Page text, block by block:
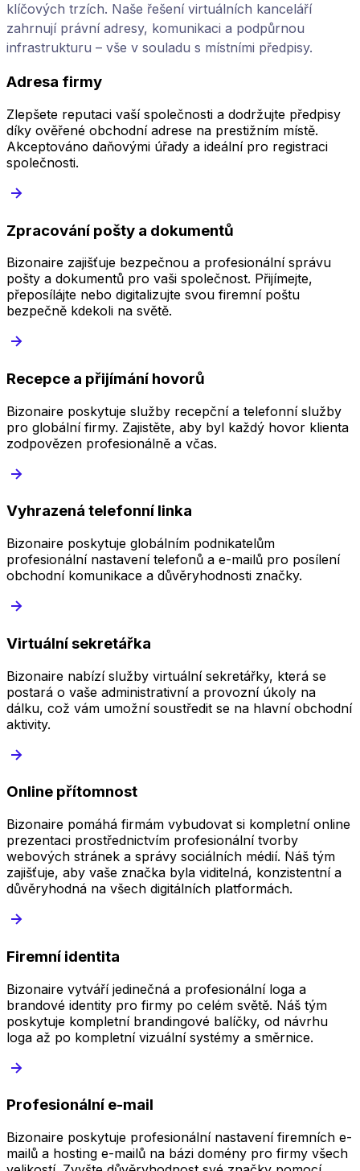
klíčových trzích. Naše řešení virtuálních kanceláří
zahrnují právní adresy, komunikaci a podpůrnou
infrastrukturu – vše v souladu s místními předpisy.
Adresa firmy
Zlepšete reputaci vaší společnosti a dodržujte předpisy
díky ověřené obchodní adrese na prestižním místě.
Akceptováno daňovými úřady a ideální pro registraci
společnosti.
Zpracování pošty a dokumentů
Bizonaire zajišťuje bezpečnou a profesionální správu
pošty a dokumentů pro vaši společnost. Přijímejte,
přeposílájte nebo digitalizujte svou firemní poštu
bezpečně kdekoli na světě.
Recepce a přijímání hovorů
Bizonaire poskytuje služby recepční a telefonní služby
pro globální firmy. Zajistěte, aby byl každý hovor klienta
zodpovězen profesionálně a včas.
Vyhrazená telefonní linka
Bizonaire poskytuje globálním podnikatelům
profesionální nastavení telefonů a e-mailů pro posílení
obchodní komunikace a důvěryhodnosti značky.
Virtuální sekretářka
Bizonaire nabízí služby virtuální sekretářky, která se
postará o vaše administrativní a provozní úkoly na
dálku, což vám umožní soustředit se na hlavní obchodní
aktivity.
Online přítomnost
Bizonaire pomáhá firmám vybudovat si kompletní online
prezentaci prostřednictvím profesionální tvorby
webových stránek a správy sociálních médií. Náš tým
zajišťuje, aby vaše značka byla viditelná, konzistentní a
důvěryhodná na všech digitálních platformách.
Firemní identita
Bizonaire vytváří jedinečná a profesionální loga a
brandové identity pro firmy po celém světě. Náš tým
poskytuje kompletní brandingové balíčky, od návrhu
loga až po kompletní vizuální systémy a směrnice.
Profesionální e-mail
Bizonaire poskytuje profesionální nastavení firemních e-
mailů a hosting e-mailů na bázi domény pro firmy všech